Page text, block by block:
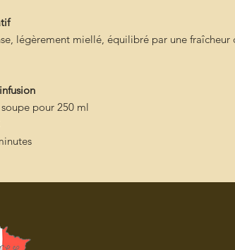
légèrement miellé, équilibré par une fraîcheur
pour 250 ml